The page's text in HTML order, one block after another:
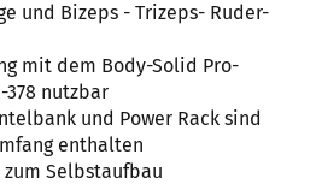
und Bizeps - Trizeps- Ruder-
mit dem Body-Solid Pro-
378 nutzbar
und Power Rack sind
enthalten
Selbstaufbau